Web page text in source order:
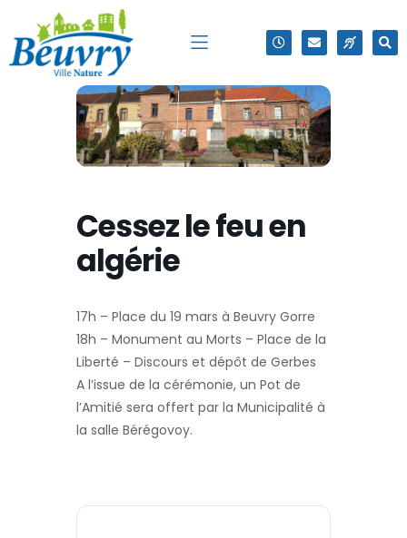
Cessez le feu en
algérie
17h – Place du 19 mars à Beuvry Gorre
18h – Monument au Morts – Place de la
Liberté – Discours et dépôt de Gerbes
A l’issue de la cérémonie, un Pot de
l’Amitié sera offert par la Municipalité à
la salle Bérégovoy.